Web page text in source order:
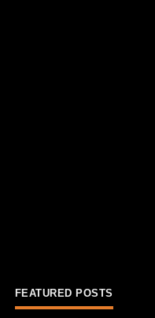
FEATURED POSTS